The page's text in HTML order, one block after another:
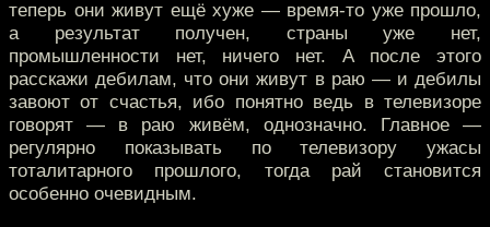
теперь они живут ещё хуже — время-то уже прошло,
а результат получен, страны уже нет,
промышленности нет, ничего нет. А после этого
расскажи дебилам, что они живут в раю — и дебилы
завоют от счастья, ибо понятно ведь в телевизоре
говорят — в раю живём, однозначно. Главное —
регулярно показывать по телевизору ужасы
тоталитарного прошлого, тогда рай становится
особенно очевидным.